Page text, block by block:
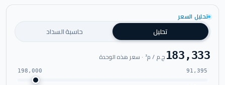
تحليل السعر
تحليل حاسبة السداد
183,333ج.م / م² · سعر هذه الوحدة
91,395
198,000